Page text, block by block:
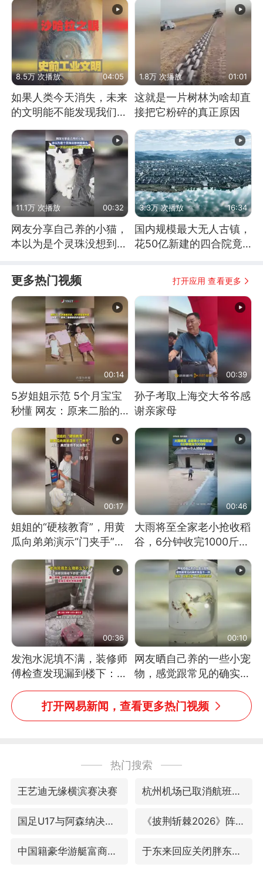
8.5万 次播放 04:05
如果人类今天消失，未来
的文明能不能发现我们存
1.8万 次播放 01:01
这就是一片树林为啥却直
接把它粉碎的真正原因
11.1万 次播放 00:32
网友分享自己养的小猫，
本以为是个灵珠没想到是
3.3万 次播放 16:34
国内规模最大无人古镇，
花50亿新建的四合院竟
更多热门视频 打开应用 查看更多
00:14
5岁姐姐示范 5个月宝宝
秒懂 网友：原来二胎的
快乐长这样
00:39
孙子考取上海交大爷爷感
谢亲家母
00:17
姐姐的“硬核教育”，用黄
瓜向弟弟演示“门夹手”，
网友：果然言传不如身
教！
00:46
大雨将至全家老小抢收稻
谷，6分钟收完1000斤，
没有一个人掉链子
00:36
发泡水泥填不满，装修师
傅检查发现漏到楼下：出
风口未延伸到外墙
00:10
网友晒自己养的一些小宠
物，感觉跟常见的确实有
些不一样
打开网易新闻，查看更多热门视频
热门搜索
王艺迪无缘横滨赛决赛 杭州机场已取消航班388架次
国足U17与阿森纳决赛取消 并列冠军 《披荆斩棘2026》阵容官宣
中国籍豪华游艇富商之子在泰国被杀 于东来回应关闭胖东来生活广场店